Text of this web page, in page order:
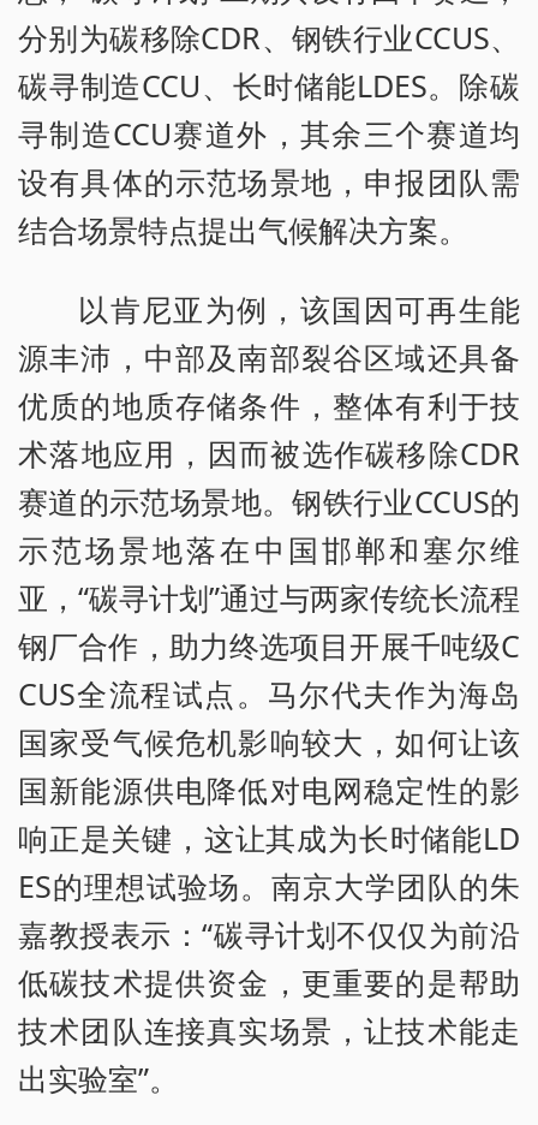
分别为碳移除CDR、钢铁行业CCUS、
碳寻制造CCU、长时储能LDES。除碳
寻制造CCU赛道外，其余三个赛道均
设有具体的示范场景地，申报团队需
结合场景特点提出气候解决方案。
以肯尼亚为例，该国因可再生能
源丰沛，中部及南部裂谷区域还具备
优质的地质存储条件，整体有利于技
术落地应用，因而被选作碳移除CDR
赛道的示范场景地。钢铁行业CCUS的
示范场景地落在中国邯郸和塞尔维
亚，“碳寻计划”通过与两家传统长流程
钢厂合作，助力终选项目开展千吨级C
CUS全流程试点。马尔代夫作为海岛
国家受气候危机影响较大，如何让该
国新能源供电降低对电网稳定性的影
响正是关键，这让其成为长时储能LD
ES的理想试验场。南京大学团队的朱
嘉教授表示：“碳寻计划不仅仅为前沿
低碳技术提供资金，更重要的是帮助
技术团队连接真实场景，让技术能走
出实验室”。